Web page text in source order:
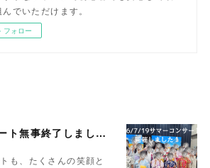
んでいただけます。
フォロー
2026サマーコンサート無事終了しました。
も、たくさんの笑顔と